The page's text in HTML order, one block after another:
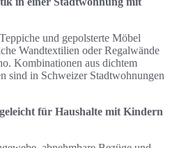
und gepolsterte Möbel
Wandtextilien oder Regalwände
Kombinationen aus dichtem
sind in Schweizer Stadtwohnungen
für Haushalte mit Kindern